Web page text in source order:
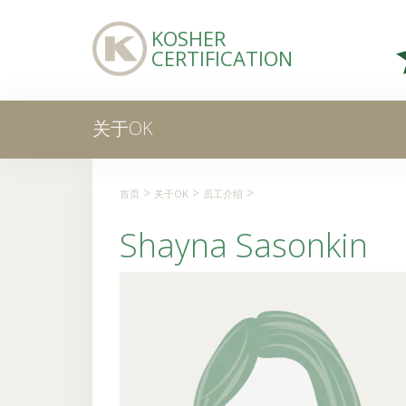
KOSHER
CERTIFICATION
关于OK
首页 > 关于OK > 员工介绍 >
Shayna Sasonkin